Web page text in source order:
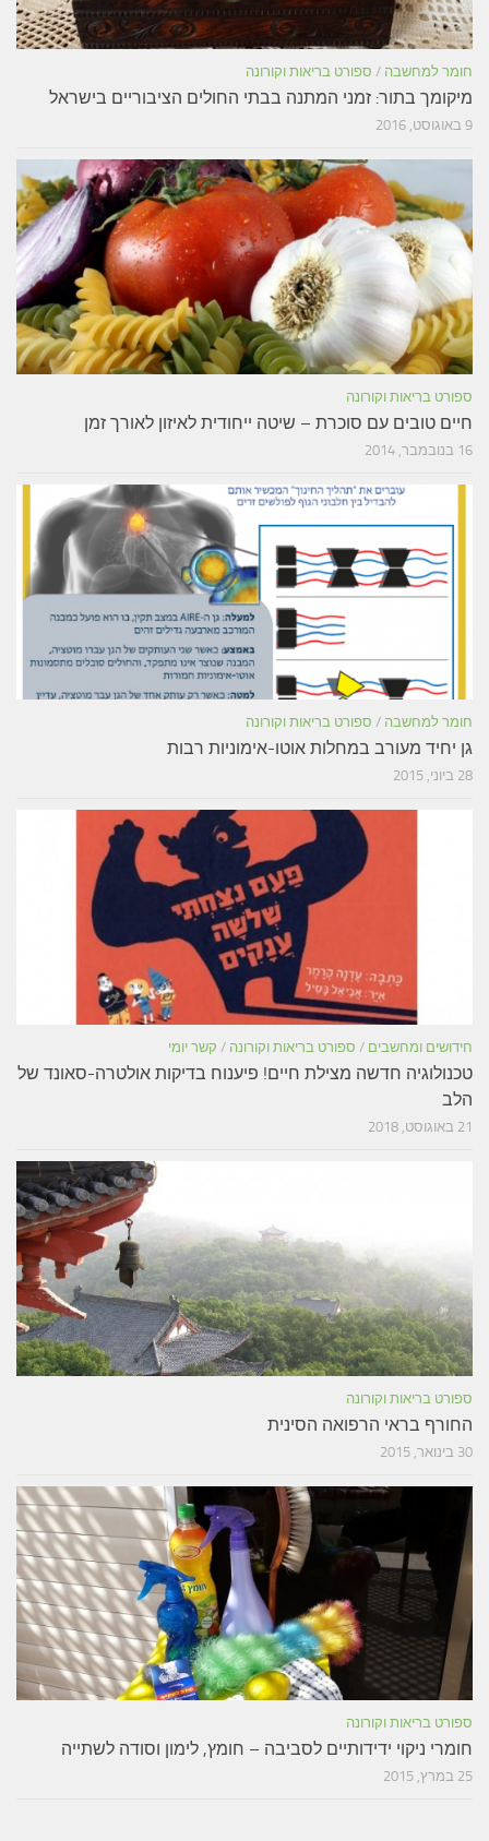
חומר למחשבה / ספורט בריאות וקורונה
מיקומך בתור: זמני המתנה בבתי החולים הציבוריים בישראל
9 באוגוסט, 2016
ספורט בריאות וקורונה
חיים טובים עם סוכרת – שיטה ייחודית לאיזון לאורך זמן
16 בנובמבר, 2014
חומר למחשבה / ספורט בריאות וקורונה
גן יחיד מעורב במחלות אוטו-אימוניות רבות
28 ביוני, 2015
חידושים ומחשבים / ספורט בריאות וקורונה / קשר יומי
טכנולוגיה חדשה מצילת חיים! פיענוח בדיקות אולטרה-סאונד של
הלב
21 באוגוסט, 2018
ספורט בריאות וקורונה
החורף בראי הרפואה הסינית
30 בינואר, 2015
ספורט בריאות וקורונה
חומרי ניקוי ידידותיים לסביבה – חומץ, לימון וסודה לשתייה
25 במרץ, 2015